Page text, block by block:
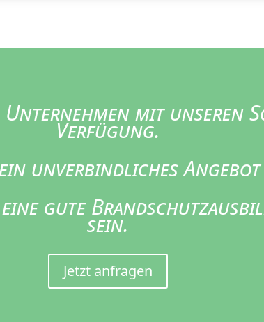
mit unseren
Verfügung.
ein unverbindliches
gute
sein.
Jetzt anfragen